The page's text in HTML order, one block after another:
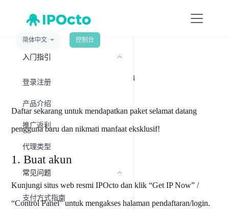
简体中文 控制台
菜单
入门指引
登录注册
产品介绍
推广返利
代理类型
常见问题
支付方式指南
Masuk Dan Pendaftaran
Daftar sekarang untuk mendapatkan paket selamat datang
pengguna baru dan nikmati manfaat eksklusif!
1. Buat akun
Kunjungi situs web resmi IPOcto dan klik “Get IP Now” /
“Control Panel” untuk mengakses halaman pendaftaran/login.